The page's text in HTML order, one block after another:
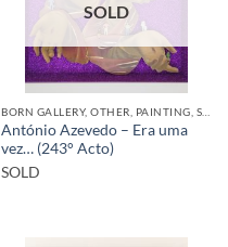
SOLD
António Azevedo – Era uma
vez… (243° Acto)
SOLD